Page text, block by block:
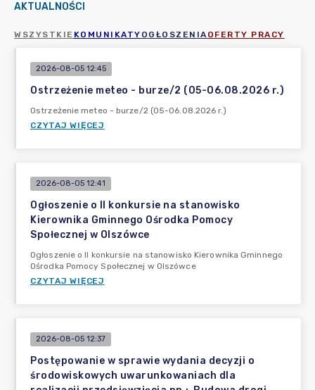
AKTUALNOŚCI
WSZYSTKIE KOMUNIKATY OGŁOSZENIA OFERTY PRACY
2026-08-05 12:45
Ostrzeżenie meteo - burze/2 (05-06.08.2026 r.)
Ostrzeżenie meteo - burze/2 (05-06.08.2026 r.)
CZYTAJ WIĘCEJ
2026-08-05 12:41
Ogłoszenie o II konkursie na stanowisko
Kierownika Gminnego Ośrodka Pomocy
Społecznej w Olszówce
Ogłoszenie o II konkursie na stanowisko Kierownika Gminnego
Ośrodka Pomocy Społecznej w Olszówce
CZYTAJ WIĘCEJ
2026-08-05 12:37
Postępowanie w sprawie wydania decyzji o
środowiskowych uwarunkowaniach dla